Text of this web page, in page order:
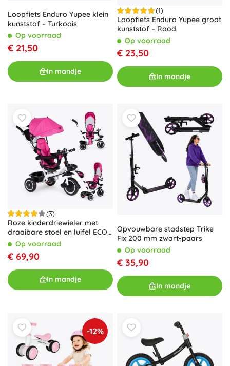
Loopfiets Enduro Yupee klein
kunststof – Turkoois
Op voorraad
€ 21,50
In mandje
(1)
Loopfiets Enduro Yupee groot
kunststof – Rood
Op voorraad
€ 23,50
In mandje
(3)
Roze kinderdriewieler met
draaibare stoel en luifel ECO
TOYSOp voorraad
€ 69,90
In mandje
Opvouwbare stadstep Trike
Fix 200 mm zwart-paars
Op voorraad
€ 35,90
In mandje
-12%